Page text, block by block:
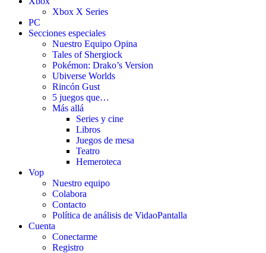
Xbox X Series
PC
Secciones especiales
Nuestro Equipo Opina
Tales of Shergiock
Pokémon: Drako’s Version
Ubiverse Worlds
Rincón Gust
5 juegos que…
Más allá
Series y cine
Libros
Juegos de mesa
Teatro
Hemeroteca
Vop
Nuestro equipo
Colabora
Contacto
Política de análisis de VidaoPantalla
Cuenta
Conectarme
Registro